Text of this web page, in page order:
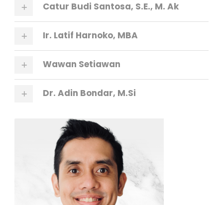
Catur Budi Santosa, S.E., M. Ak
Ir. Latif Harnoko, MBA
Wawan Setiawan
Dr. Adin Bondar, M.Si